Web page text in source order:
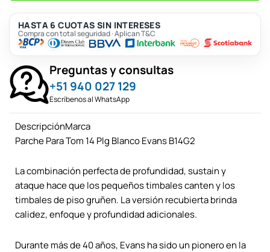
HASTA 6 CUOTAS SIN INTERESES
Compra con total seguridad · Aplican T&C
Preguntas y consultas
+51 940 027 129
Escríbenos al WhatsApp
DescripciónMarca
Parche Para Tom 14 Plg Blanco Evans B14G2
La combinación perfecta de profundidad, sustain y
ataque hace que los pequeños timbales canten y los
timbales de piso gruñen. La versión recubierta brinda
calidez, enfoque y profundidad adicionales.
Durante más de 40 años, Evans ha sido un pionero en la